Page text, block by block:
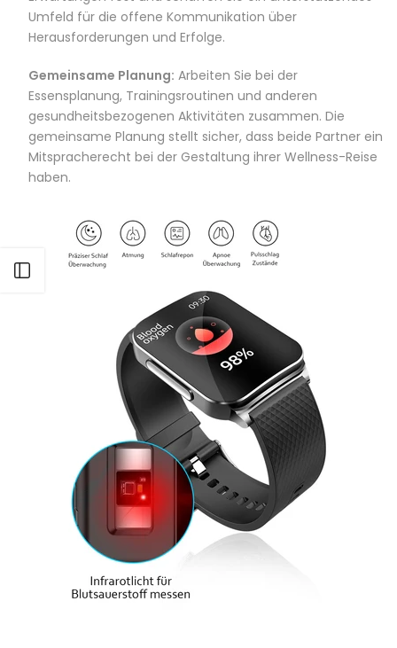
Seitenleiste öffnen
Umfeld für die offene Kommunikation über
Herausforderungen und Erfolge.
Gemeinsame Planung: Arbeiten Sie bei der
Essensplanung, Trainingsroutinen und anderen
gesundheitsbezogenen Aktivitäten zusammen. Die
gemeinsame Planung stellt sicher, dass beide Partner ein
Mitspracherecht bei der Gestaltung ihrer Wellness-Reise
haben.